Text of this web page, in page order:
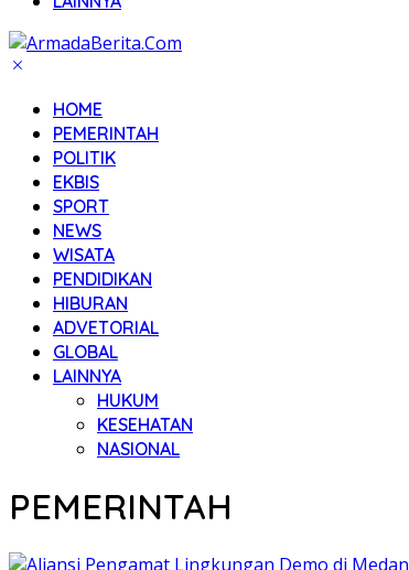
HOME
PEMERINTAH
POLITIK
EKBIS
SPORT
NEWS
WISATA
PENDIDIKAN
HIBURAN
ADVETORIAL
GLOBAL
LAINNYA
HUKUM
KESEHATAN
NASIONAL
PEMERINTAH